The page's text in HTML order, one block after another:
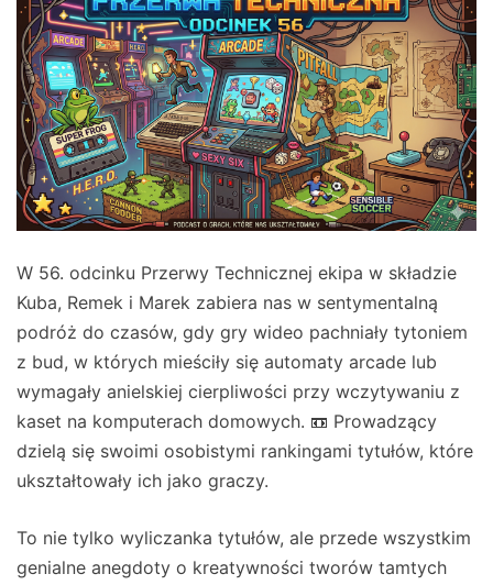
W 56. odcinku Przerwy Technicznej ekipa w składzie
Kuba, Remek i Marek zabiera nas w sentymentalną
podróż do czasów, gdy gry wideo pachniały tytoniem
z bud, w których mieściły się automaty arcade lub
wymagały anielskiej cierpliwości przy wczytywaniu z
kaset na komputerach domowych. 📼 Prowadzący
dzielą się swoimi osobistymi rankingami tytułów, które
ukształtowały ich jako graczy.
To nie tylko wyliczanka tytułów, ale przede wszystkim
genialne anegdoty o kreatywności tworów tamtych